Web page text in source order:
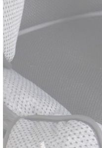
Осигуряване На
Медицинско
Нови Продукти
Грижа За